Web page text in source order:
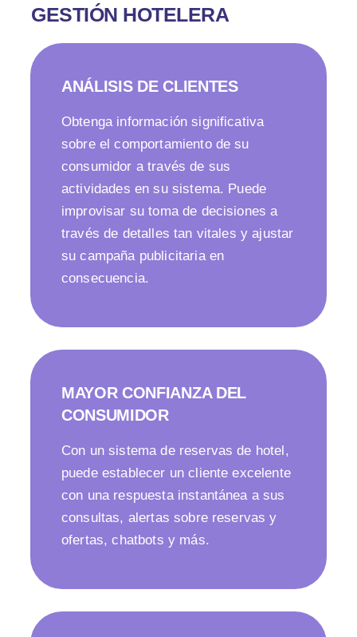
GESTIÓN HOTELERA
ANÁLISIS DE CLIENTES
Obtenga información significativa
sobre el comportamiento de su
consumidor a través de sus
actividades en su sistema. Puede
improvisar su toma de decisiones a
través de detalles tan vitales y ajustar
su campaña publicitaria en
consecuencia.
MAYOR CONFIANZA DEL
CONSUMIDOR
Con un sistema de reservas de hotel,
puede establecer un cliente excelente
con una respuesta instantánea a sus
consultas, alertas sobre reservas y
ofertas, chatbots y más.